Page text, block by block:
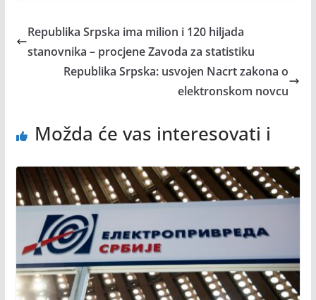
Republika Srpska ima milion i 120 hiljada
stanovnika – procjene Zavoda za statistiku
Republika Srpska: usvojen Nacrt zakona o
elektronskom novcu
Možda će vas interesovati i